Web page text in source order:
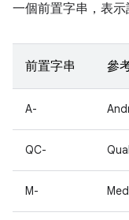
一個前置字串，表示
前置字串 參
A-
QC-
M-